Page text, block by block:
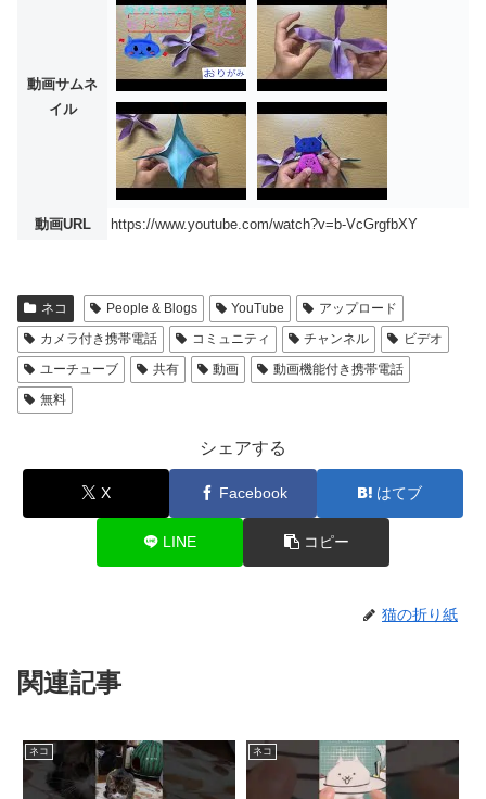
動画サムネ
イル
動画URL https://www.youtube.com/watch?v=b-VcGrgfbXY
ネコ People & Blogs YouTube
アップロード
カメラ付き携帯電話
コミュニティ チャンネル
ビデオ
ユーチューブ
共有 動画
動画機能付き携帯電話
無料
シェアする
X Facebook はてブ
LINE コピー
猫の折り紙
関連記事
ネコ ネコ